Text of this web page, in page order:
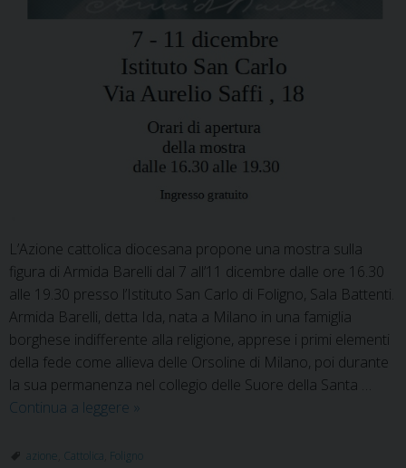
L’Azione cattolica diocesana propone una mostra sulla
figura di Armida Barelli dal 7 all’11 dicembre dalle ore 16.30
alle 19.30 presso l’Istituto San Carlo di Foligno, Sala Battenti.
Armida Barelli, detta Ida, nata a Milano in una famiglia
borghese indifferente alla religione, apprese i primi elementi
della fede come allieva delle Orsoline di Milano, poi durante
la sua permanenza nel collegio delle Suore della Santa …
Continua a leggere 7-
dicembre
»
azione Cattolica Foligno